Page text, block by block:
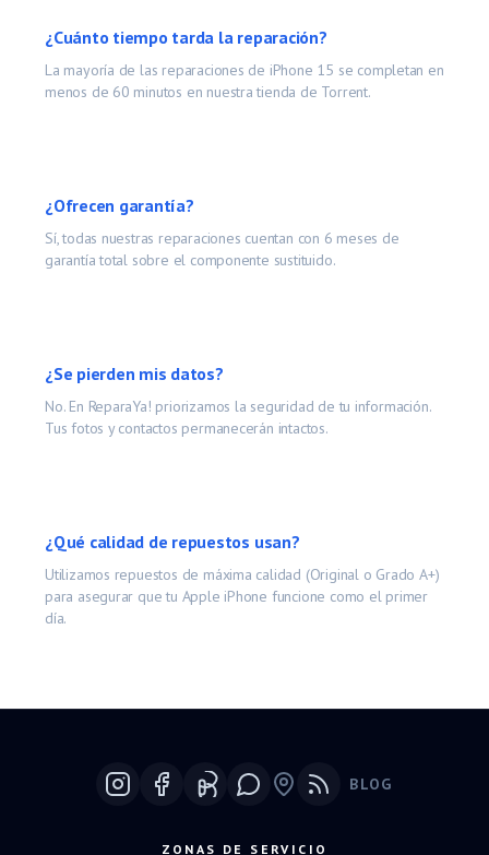
¿Cuánto tiempo tarda la reparación?
La mayoría de las reparaciones de iPhone 15 se completan en
menos de 60 minutos en nuestra tienda de Torrent.
¿Ofrecen garantía?
Sí, todas nuestras reparaciones cuentan con 6 meses de
garantía total sobre el componente sustituido.
¿Se pierden mis datos?
No. En ReparaYa! priorizamos la seguridad de tu información.
Tus fotos y contactos permanecerán intactos.
¿Qué calidad de repuestos usan?
Utilizamos repuestos de máxima calidad (Original o Grado A+)
para asegurar que tu Apple iPhone funcione como el primer
día.
BLOG
ZONAS DE SERVICIO